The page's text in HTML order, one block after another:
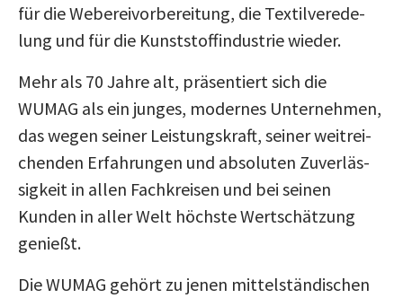
für die Webe­rei­vor­be­rei­tung, die Tex­til­ver­ede­
lung und für die Kunst­stoff­in­dus­trie wieder.
Mehr als 70 Jahre alt, prä­sen­tiert sich die
WUMAG als ein junges, modernes Unter­nehmen,
das wegen seiner Leis­tungs­kraft, seiner weit­rei­
chenden Erfah­rungen und abso­luten Zuver­läs­
sig­keit in allen Fach­kreisen und bei seinen
Kunden in aller Welt höchste Wert­schät­zung
genießt.
Die WUMAG gehört zu jenen mit­tel­stän­di­schen